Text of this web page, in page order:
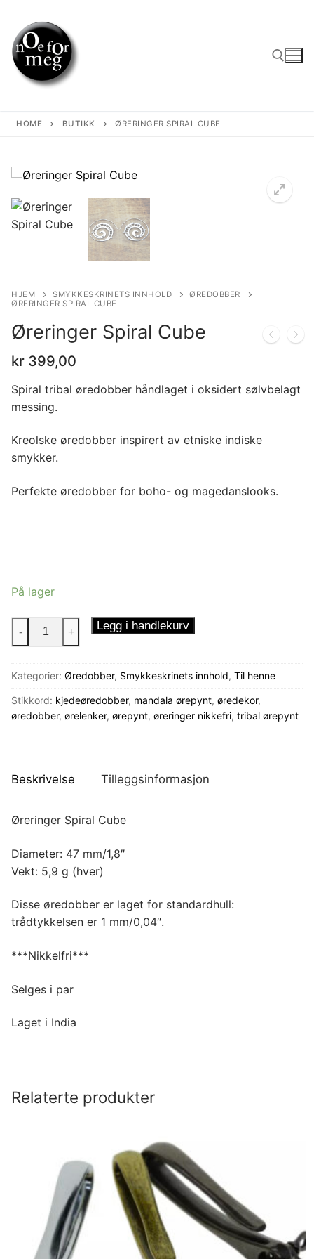
content
HOME BUTIKK ØRERINGER SPIRAL CUBE
HJEM SMYKKESKRINETS INNHOLD
ØREDOBBER
ØRERINGER SPIRAL CUBE
Øreringer Spiral Cube
kr 399,00
Spiral tribal øredobber håndlaget i oksidert sølvbelagt
messing.
Kreolske øredobber inspirert av etniske indiske
smykker.
Perfekte øredobber for boho- og magedanslooks.
På lager
Øreringer
Spiral
antall
- + Legg i handlekurv
Kategorier: Øredobber, Smykkeskrinets innhold, Til henne
Stikkord: kjedeøredobber, mandala ørepynt, øredekor,
øredobber, ørelenker, ørepynt, øreringer nikkefri, tribal ørepynt
Beskrivelse Tilleggsinformasjon
Øreringer Spiral Cube
Diameter: 47 mm/1,8″
Vekt: 5,9 g (hver)
Disse øredobber er laget for standardhull:
trådtykkelsen er 1 mm/0,04″.
***Nikkelfri***
Selges i par
Laget i India
Relaterte produkter